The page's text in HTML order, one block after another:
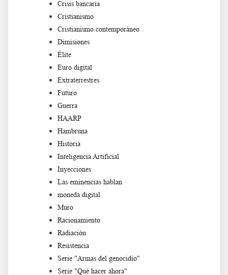
Crisis bancaria
Cristianismo
Cristianismo contemporáneo
Dimisiones
Élite
Euro digital
Extraterrestres
Futuro
Guerra
HAARP
Hambruna
Historia
Inteligencia Artificial
Inyecciones
Las eminencias hablan
moneda digital
Muro
Racionamiento
Radiación
Resistencia
Serie "Armas del genocidio"
Serie "Qué hacer ahora"